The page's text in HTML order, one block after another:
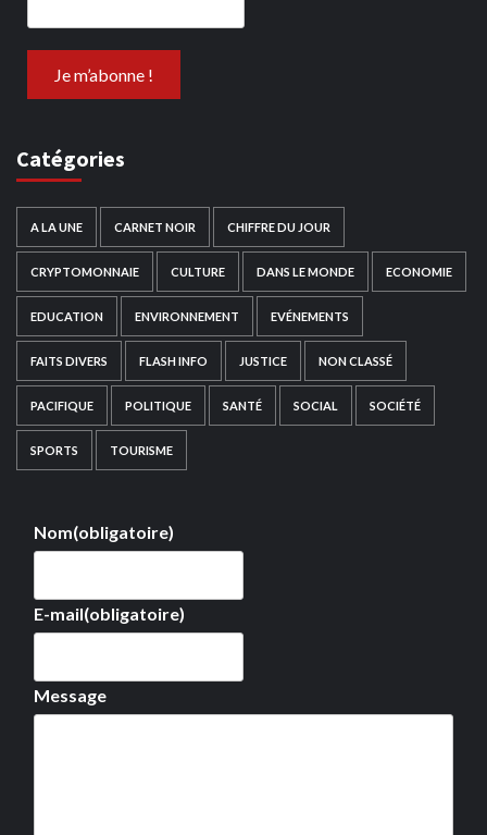
Catégories
A LA UNE CARNET NOIR CHIFFRE DU JOUR
CRYPTOMONNAIE CULTURE DANS LE MONDE ECONOMIE
EDUCATION ENVIRONNEMENT EVÉNEMENTS
FAITS DIVERS FLASH INFO JUSTICE NON CLASSÉ
PACIFIQUE POLITIQUE SANTÉ SOCIAL SOCIÉTÉ
SPORTS TOURISME
Nom(obligatoire)
E-mail(obligatoire)
Message